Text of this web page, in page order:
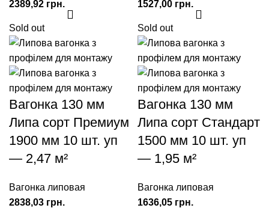
грн. грн.
Sold out
Вагонка 130 мм
Липа сорт Премиум
1900 мм 10 шт. уп
— 2,47 м²
Вагонка липовая
грн.
Sold out
Вагонка 130 мм
Липа сорт Стандарт
1500 мм 10 шт. уп
— 1,95 м²
Вагонка липовая
грн.